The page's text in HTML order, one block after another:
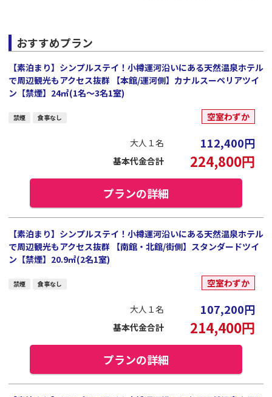
おすすめプラン
【素泊まり】シンプルステイ！小樽運河沿いにある天然温泉ホテル
で周辺観光もアクセス抜群 【本館/運河側】カナルスーペリアツイ
ン【禁煙】24㎡(1名～3名1室)
禁煙 食事なし 空室わずか
大人１名 112,400円
基本代金合計 224,800円
プランの詳細
【素泊まり】シンプルステイ！小樽運河沿いにある天然温泉ホテル
で周辺観光もアクセス抜群 【南館・北館/街側】スタンダードツイ
ン【禁煙】20.9㎡(2名1室)
禁煙 食事なし 空室わずか
大人１名 107,200円
基本代金合計 214,400円
プランの詳細